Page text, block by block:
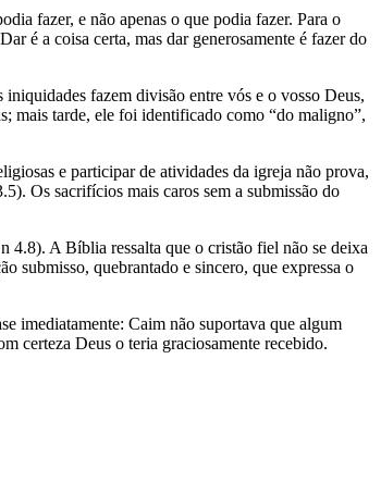
fazer, e não apenas o que podia fazer. Para o
é a coisa certa, mas dar generosamente é fazer do
fazem divisão entre vós e o vosso Deus,
mais tarde, ele foi identificado como “do maligno”,
e participar de atividades da igreja não prova,
Os sacrifícios mais caros sem a submissão do
4.8). A Bíblia ressalta que o cristão fiel não se deixa
submisso, quebrantado e sincero, que expressa o
imediatamente: Caim não suportava que algum
certeza Deus o teria graciosamente recebido.